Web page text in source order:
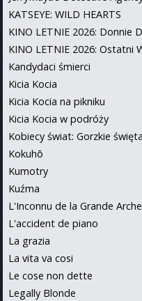
KATSEYE: WILD HEARTS
KINO LETNIE 2026: Donnie
KINO LETNIE 2026: Ostatni
Kandydaci śmierci
Kicia Kocia
Kicia Kocia na pikniku
Kicia Kocia w podróży
Kobiecy świat: Gorzkie
Kokuhō
Kumotry
Kuźma
L'Inconnu de la Grande Arche
L'accident de piano
La grazia
La vita va cosi
Le cose non dette
Legally Blonde